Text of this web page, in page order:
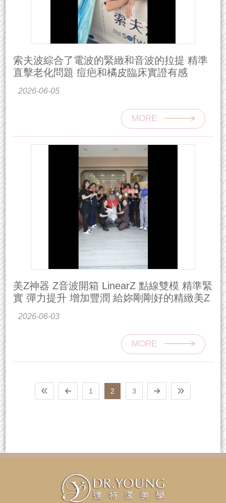
索夫波綜合了電波的緊緻和音波的拉提 精準
直擊老化問題 痘疤和橘皮臨床實證有感
2026-06-05
MORE
美Z神器 Z音波開箱 LinearZ 點線雙模 精準緊
實 彈力提升 增加豐潤 給妳剛剛好的精緻美Z
2026-06-03
MORE
1 2 3